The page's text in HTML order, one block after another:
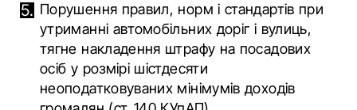
Порушення правил, норм і стандартів при
утриманні автомобільних доріг і вулиць,
тягне накладення штрафу на посадових
осіб у розмірі шістдесяти
неоподатковуваних мінімумів доходів